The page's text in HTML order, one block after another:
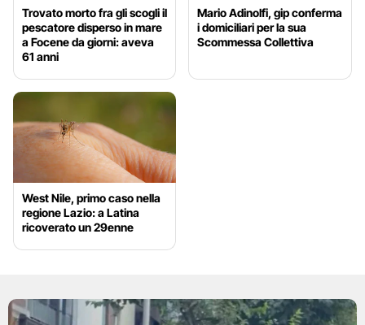
Trovato morto fra gli scogli il
pescatore disperso in mare
a Focene da giorni: aveva
61 anni
Mario Adinolfi, gip conferma
i domiciliari per la sua
Scommessa Collettiva
West Nile, primo caso nella
regione Lazio: a Latina
ricoverato un 29enne